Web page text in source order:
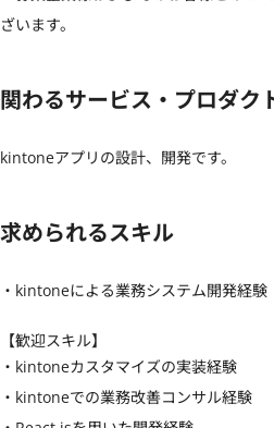
ざいます。
関わるサービス・プロダク
kintoneアプリの設計、開発です。
求められるスキル
・kintoneによる業務システム開発経験
【歓迎スキル】
・kintoneカスタマイズの実装経験
・kintoneでの業務改善コンサル経験